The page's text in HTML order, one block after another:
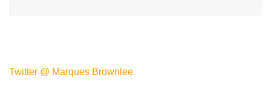
Twitter @ Marques Brownlee